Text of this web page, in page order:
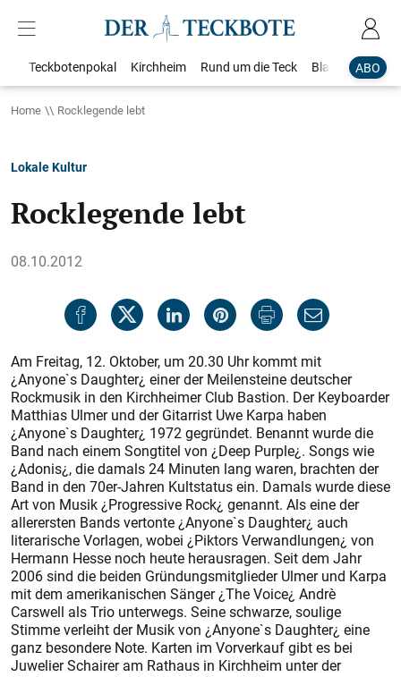
ABO
Teckbotenpokal Kirchheim Rund um die Teck Blaulicht
Home Rocklegende lebt
Lokale Kultur
Rocklegende lebt
08.10.2012
Am Freitag, 12. Oktober, um 20.30 Uhr kommt mit
¿Anyone`s Daughter¿ einer der Meilensteine deutscher
Rockmusik in den Kirchheimer Club Bastion. Der Keyboarder
Matthias Ulmer und der Gitarrist Uwe Karpa haben
¿Anyone`s Daughter¿ 1972 gegründet. Benannt wurde die
Band nach einem Songtitel von ¿Deep Purple¿. Songs wie
¿Adonis¿, die damals 24 Minuten lang waren, brachten der
Band in den 70er-Jahren Kultstatus ein. Damals wurde diese
Art von Musik ¿Progressive Rock¿ genannt. Als eine der
allerersten Bands vertonte ¿Anyone`s Daughter¿ auch
literarische Vorlagen, wobei ¿Piktors Verwandlungen¿ von
Hermann Hesse noch heute herausragen. Seit dem Jahr
2006 sind die beiden Gründungsmitglieder Ulmer und Karpa
mit dem amerikanischen Sänger ¿The Voice¿ Andrè
Carswell als Trio unterwegs. Seine schwarze, soulige
Stimme verleiht der Musik von ¿Anyone`s Daughter¿ eine
ganz besondere Note. Karten im Vorverkauf gibt es bei
Juwelier Schairer am Rathaus in Kirchheim unter der